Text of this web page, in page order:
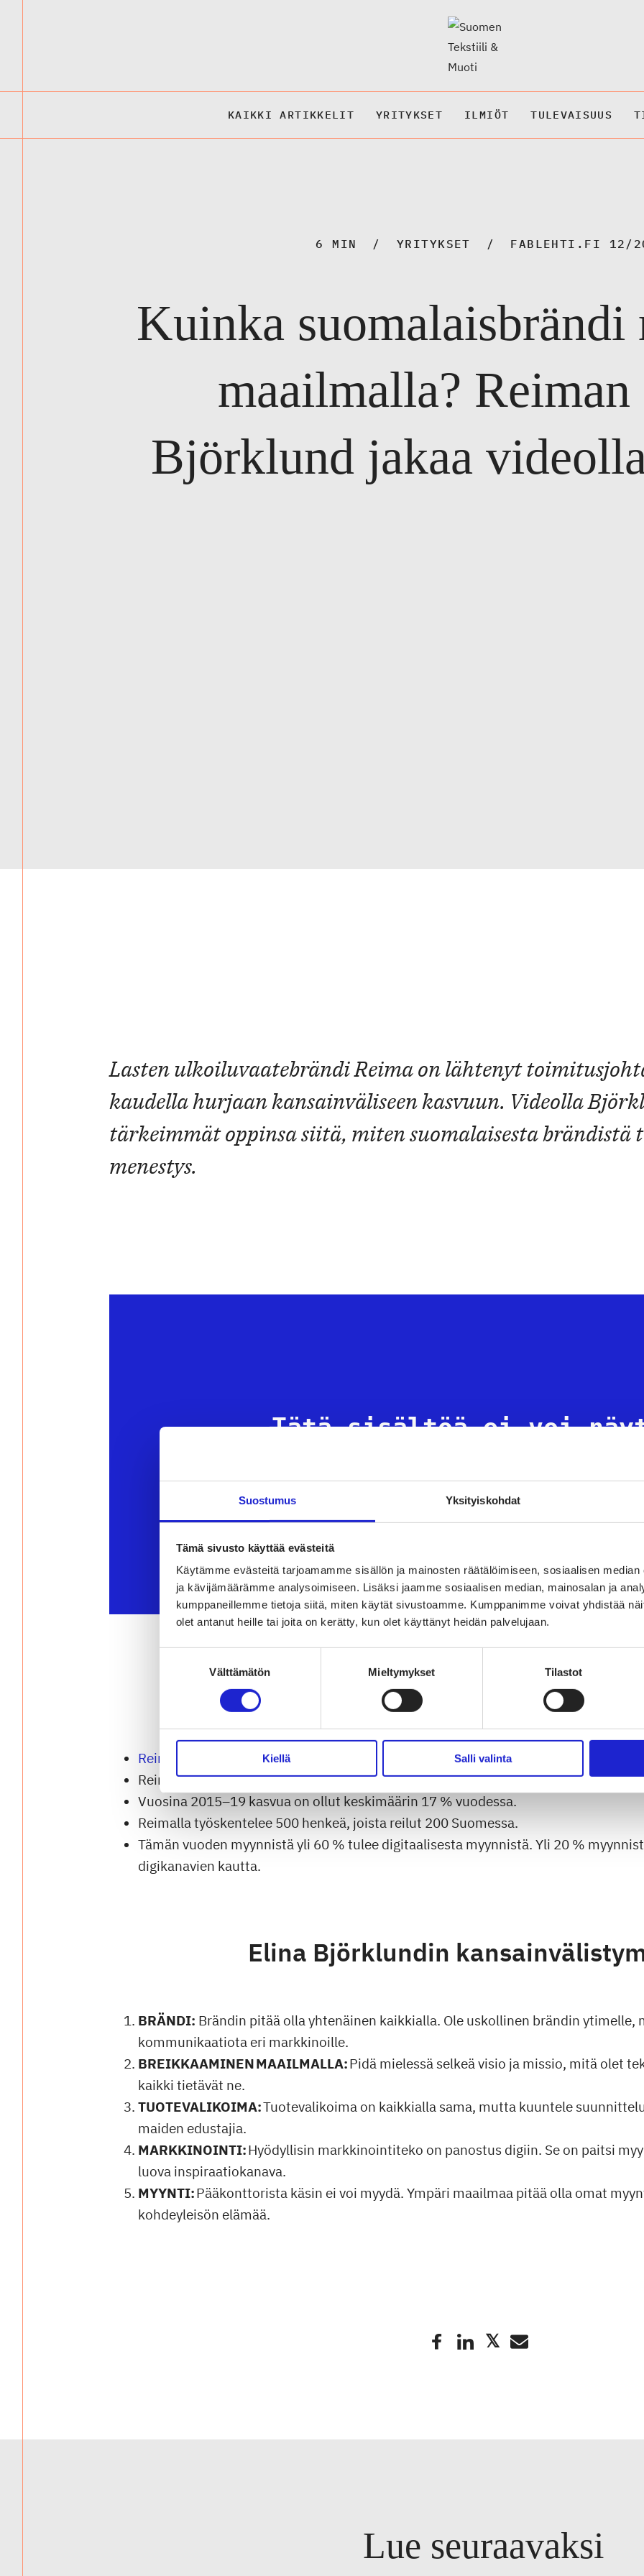
Suostumus Yksityiskohdat
Tämä sivusto käyttää evästeitä
Käytämme evästeitä tarjoamamme sisällön ja mainosten räätälöimiseen, sosiaalisen
ja kävijämäärämme analysoimiseen. Lisäksi jaamme sosiaalisen median, mainosalan ja
kumppaneillemme tietoja siitä, miten käytät sivustoamme. Kumppanimme voivat yhdistää
olet antanut heille tai joita on kerätty, kun olet käyttänyt heidän palvelujaan.
Välttämätön Mieltymykset Tilastot
Kiellä Salli valinta
KAIKKI ARTIKKELIT YRITYKSET ILMIÖT TULEVAISUUS
6 MIN YRITYKSET FABLEHTI.FI 12/
Kuinka suomalaisbrändi
maailmalla?
Björklund jakaa
Lasten ulkoiluvaatebrändi Reima on lähtenyt
kaudella hurjaan kansainväliseen kasvuun. Videolla
tärkeimmät oppinsa siitä, miten suomalaisesta brändistä
menestys.
Tätä sisältöä ei voi
Evästeasetukset estävät tämän sisällön (esim. YouTube-videon)
Tiesitkö tämän Reimasta?
Reiman
myynnistä jo 85 % tulee kansainvälisiltä markkinoilta ja se myy tuotteita
Reiman konsernin liikevaihto vuonna 2019 oli 141 miljoonaa euroa, josta EBITDA
Vuosina 2015–19 kasvua on ollut keskimäärin 17 % vuodessa.
Reimalla työskentelee 500 henkeä, joista reilut 200 Suomessa.
Tämän vuoden myynnistä yli 60 % tulee digitaalisesta myynnistä. Yli 20 %
digikanavien kautta.
Elina Björklundin
BRÄNDI: Brändin pitää olla yhtenäinen kaikkialla. Ole uskollinen brändin ytimelle,
kommunikaatiota eri markkinoille.
BREIKKAAMINEN MAAILMALLA:Pidä mielessä selkeä visio ja missio, mitä olet
kaikki tietävät ne.
TUOTEVALIKOIMA:Tuotevalikoima on kaikkialla sama, mutta kuuntele
maiden edustajia.
MARKKINOINTI:Hyödyllisin markkinointiteko on panostus digiin. Se on paitsi
luova inspiraatiokanava.
MYYNTI:Pääkonttorista käsin ei voi myydä. Ympäri maailmaa pitää olla omat
kohdeyleisön elämää.
Lue seuraavaksi